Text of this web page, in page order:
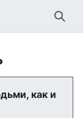
как и